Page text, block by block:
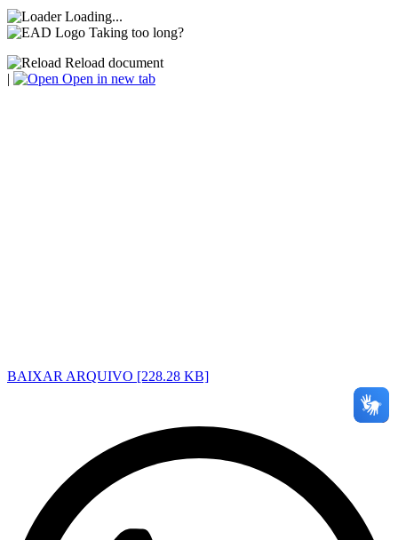
Loading...
Taking too long?
Reload document
|
Open in new tab
BAIXAR ARQUIVO [228.28 KB]